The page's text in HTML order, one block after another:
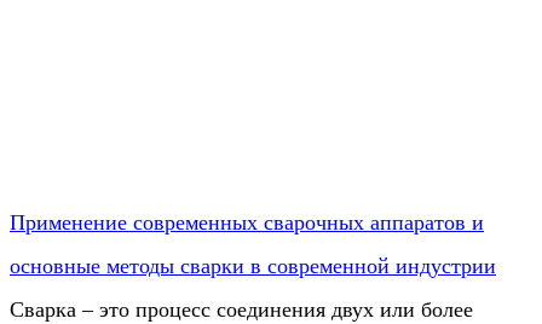
Применение современных сварочных аппаратов и
основные методы сварки в современной индустрии
Сварка – это процесс соединения двух или более